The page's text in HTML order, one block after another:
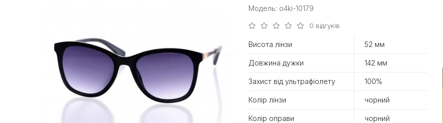
Модель: o4ki-10179
0 відгуків
Висота лінзи 52 мм
Довжина дужки 142 мм
Захист від ультрафіолету 100%
Колір лінзи чорний
Колір оправи чорний